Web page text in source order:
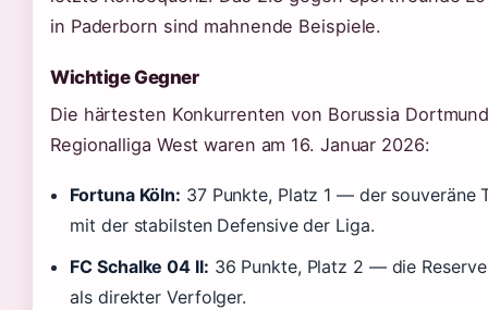
in Paderborn sind mahnende Beispiele.
Wichtige Gegner
Die härtesten Konkurrenten von Borussia
Regionalliga West waren am 16. Januar 2026:
Fortuna Köln: 37 Punkte, Platz 1 — der souveräne
mit der stabilsten Defensive der Liga.
FC Schalke 04 II: 36 Punkte, Platz 2 — die
als direkter Verfolger.